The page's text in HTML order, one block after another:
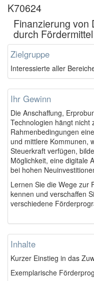
K70624
Finanzierung von
durch Fördermittel
Zielgruppe
Interessierte aller
Ihr Gewinn
Die Anschaffung,
Technologien hängt nicht
Rahmenbedingungen
und mittlere Kommunen,
Steuerkraft verfügen,
Möglichkeit, eine digitale
bei hohen
Lernen Sie die Wege zur
kennen und verschaffen
verschiedene
Inhalte
Kurzer Einstieg in das
Exemplarische